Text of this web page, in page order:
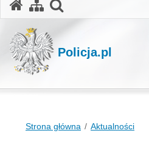
Policja.pl
Strona główna Aktualności